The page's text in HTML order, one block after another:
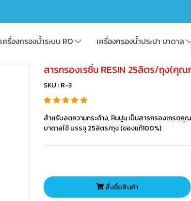
เครื่องกรองน้ำระบบ RO เครื่องกรองน้ำประปา บาดาล
สารกรองเรซิ่น RESIN 25ลิตร/ถุง(คุ
SKU : R-3
สำหรับลดความกระด้าง, หินปูน เป็นสารกรองเกรด
บาดาลใช้ บรรจุ 25ลิตร/ถุง (ของแท้100%)
สั่งซื้อสินค้า